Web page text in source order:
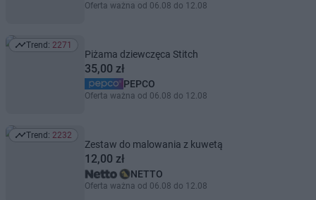
Oferta ważna od 06.08 do 12.08
Trend: 2271
Trend: 2271
Piżama dziewczęca Stitch
35,00 zł
PEPCO
Oferta ważna od 06.08 do 12.08
Trend: 2232
Trend: 2232
Zestaw do malowania z kuwetą
12,00 zł
NETTO
Oferta ważna od 06.08 do 12.08